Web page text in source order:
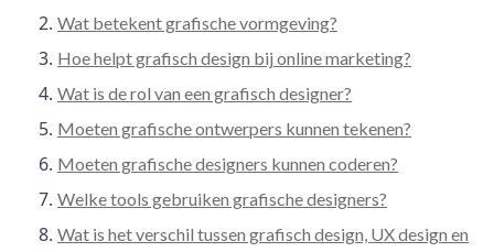
Wat betekent grafische vormgeving?
Hoe helpt grafisch design bij online marketing?
Wat is de rol van een grafisch designer?
Moeten grafische ontwerpers kunnen tekenen?
Moeten grafische designers kunnen coderen?
Welke tools gebruiken grafische designers?
Wat is het verschil tussen grafisch design, UX design en